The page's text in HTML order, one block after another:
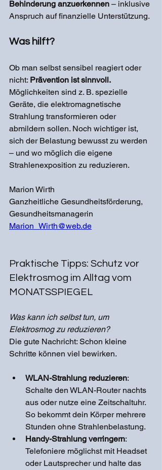
Behinderung anzuerkennen – inklusive
Anspruch auf finanzielle Unterstützung.
Was hilft?
Ob man selbst sensibel reagiert oder
nicht: Prävention ist sinnvoll.
Möglichkeiten sind z. B. spezielle
Geräte, die elektromagnetische
Strahlung transformieren oder
abmildern sollen. Noch wichtiger ist,
sich der Belastung bewusst zu werden
– und wo möglich die eigene
Strahlenexposition zu reduzieren.
Marion Wirth
Ganzheitliche Gesundheitsförderung,
Gesundheitsmanagerin
Marion_Wirth@web.de
Praktische Tipps: Schutz vor
Elektrosmog im Alltag vom
MONATSSPIEGEL
Was kann ich selbst tun, um
Elektrosmog zu reduzieren?
Die gute Nachricht: Schon kleine
Schritte können viel bewirken.
WLAN-Strahlung reduzieren:
Schalte den WLAN-Router nachts
aus oder nutze eine Zeitschaltuhr.
So bekommt dein Körper mehrere
Stunden ohne Strahlenbelastung.
Handy-Strahlung verringern:
Telefoniere möglichst mit Headset
oder Lautsprecher und halte das